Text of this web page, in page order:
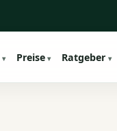
Preise Ratgeber